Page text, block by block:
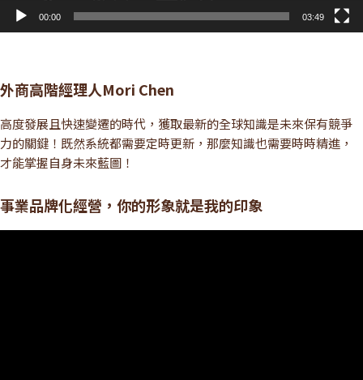
00:00 03:49
外商高階經理人Mori Chen
高度發展且快速變遷的時代，獲取最新的全球知識是未來保有競爭
力的關鍵！既然系統都需要定時更新，那麼知識也需要時時精進，
才能掌握自身未來藍圖！
事業品牌化經營，你的形象就是我的印象